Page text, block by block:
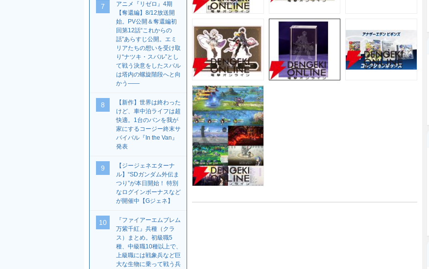
7
アニメ『リゼロ』4期
【奪還編】8/12放送開
始。PV公開＆奪還編初
回第12話“これからの
話”あらすじ公開。エミ
リアたちの想いを受け取
り“ナツキ・スバル”とし
て戦う決意をしたスバル
は塔内の螺旋階段へと向
かう――
8
【新作】世界は終わった
けど、車中泊ライフは超
快適。1台のバンを我が
家にするコージー終末サ
バイバル『In the Van』
発表
9
【ジージェネエターナ
ル】“SDガンダム外伝ま
つり”が本日開始！ 特別
なログインボーナスなど
が開催中【Gジェネ】
10
『ファイアーエムブレム
万紫千紅』兵種（クラ
ス）まとめ。初級職5
種、中級職10種以上で、
上級職には戦象兵など巨
大な生物に乗って戦う兵